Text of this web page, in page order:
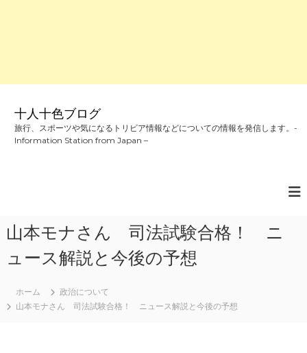
十人十色ブログ
旅行、スポーツや気になるトリビア情報などについての情報を発信します。-
Information Station from Japan –
山本モナさん 司法試験合格！ ニ
ュース解説と今後の予想
ホーム
政治について
山本モナさん 司法試験合格！ ニュース解説と今後の予想